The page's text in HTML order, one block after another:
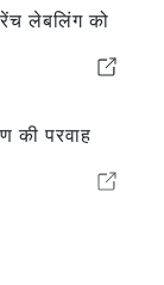
लेबलिंग को
की परवाह